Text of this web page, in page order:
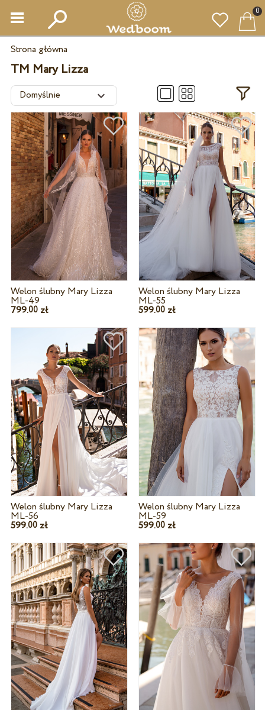
0
Strona główna
TM Mary Lizza
Welon ślubny Mary Lizza
ML-49
799.00zł
Welon ślubny Mary Lizza
ML-55
599.00 zł
Welon ślubny Mary Lizza
ML-56
599.00zł
Welon ślubny Mary Lizza
ML-59
599.00 zł